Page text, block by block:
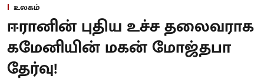
உலகம்
ஈரானின் புதிய உச்ச தலைவராக
கமேனியின் மகன் மோஜ்தபா
தேர்வு!